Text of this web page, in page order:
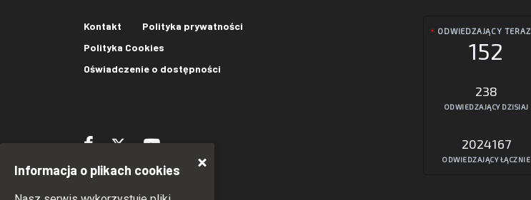
Kontakt
Polityka prywatności
Polityka Cookies
Oświadczenie o dostępności
ODWIEDZAJĄCY TERAZ
152
238
ODWIEDZAJĄCY DZISIAJ
2024167
ODWIEDZAJĄCY ŁĄCZNIE
Informacja o plikach cookies